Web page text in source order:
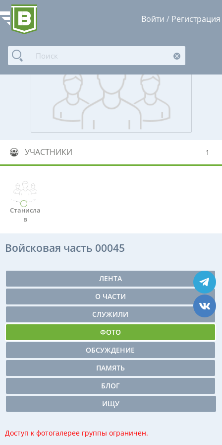
Войти / Регистрация
УЧАСТНИКИ 1
Станисла
в
Войсковая часть 00045
ЛЕНТА
О ЧАСТИ
СЛУЖИЛИ
ФОТО
ОБСУЖДЕНИЕ
ПАМЯТЬ
БЛОГ
ИЩУ
Доступ к фотогалерее группы ограничен.